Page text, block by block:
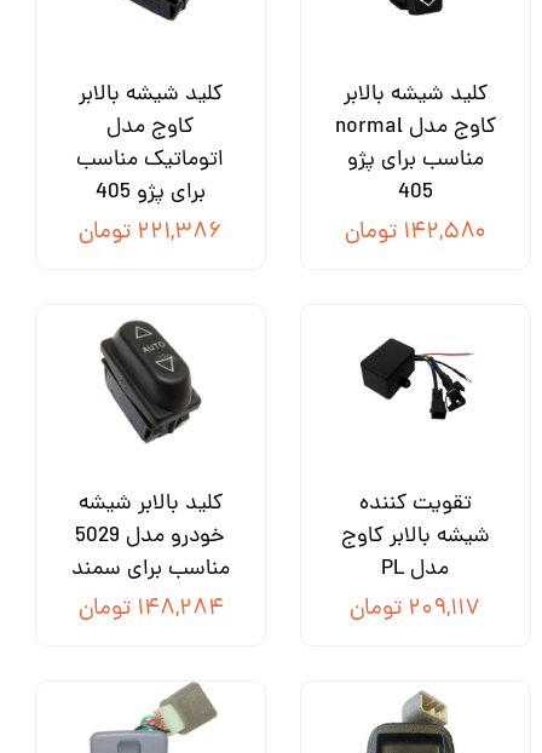
کلید شیشه بالابر
کاوج مدل normal
مناسب برای پژو
405
۱۴۲,۵۸۰ تومان
کلید شیشه بالابر
کاوج مدل
اتوماتیک مناسب
برای پژو 405
۲۲۱,۳۸۶ تومان
تقویت کننده
شیشه بالابر کاوج
مدل PL
۲۰۹,۱۱۷ تومان
کلید بالابر شیشه
خودرو مدل 5029
مناسب برای سمند
۱۴۸,۲۸۴ تومان